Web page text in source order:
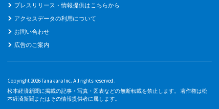
プレスリリース・情報提供はこちらから
アクセスデータの利用について
お問い合わせ
広告のご案内
Copyright 2026 Tanakara Inc. All rights reserved.
松本経済新聞に掲載の記事・写真・図表などの無断転載を禁止します。 著作権は松
本経済新聞またはその情報提供者に属します。